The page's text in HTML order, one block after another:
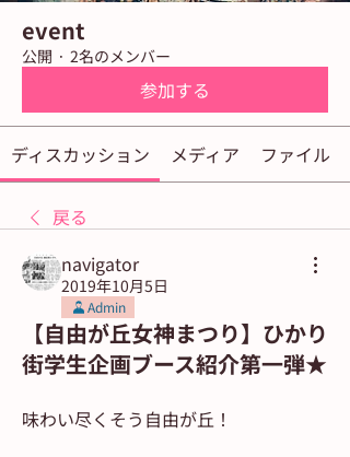
event
公開 · 2名のメンバー
参加する
ディスカッション メディア ファイル
戻る
navigator
2019年10月5日
Admin
【自由が丘女神まつり】ひかり
街学生企画ブース紹介第一弾★
味わい尽くそう自由が丘！